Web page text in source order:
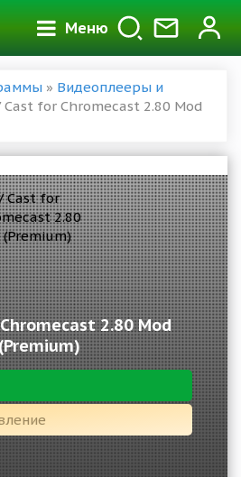
Меню
» Видеоплееры и
Cast for Chromecast 2.80 Mod
2.80 Mod
(Premium)